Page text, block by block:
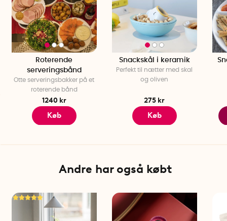
Roterende
serveringsbånd
Otte serveringsbakker på et
roterende bånd
1240 kr
Køb
Snackskål i keramik
Perfekt til nætter med skal
og oliven
275 kr
Køb
Andre har også købt